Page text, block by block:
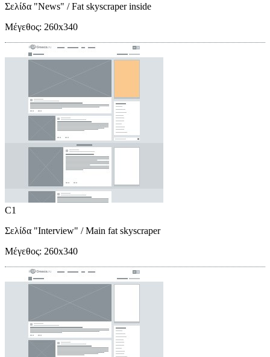
Σελίδα "News" / Fat skyscraper inside
Μέγεθος: 260x340
C1
Σελίδα "Interview" / Main fat skyscraper
Μέγεθος: 260x340